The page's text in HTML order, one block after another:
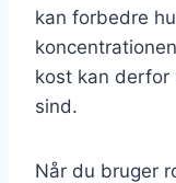
kan forbedre
kost kan
sind.
Når du bruger